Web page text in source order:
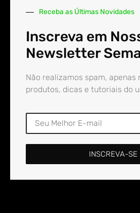
Receba as Últimas Novidades
Inscreva em
Newsletter
Não realizamos spam, apenas
produtos, dicas e tutoriais do
INSCREVA-SE